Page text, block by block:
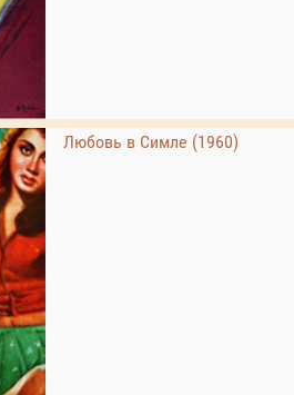
Любовь в Симле (1960)